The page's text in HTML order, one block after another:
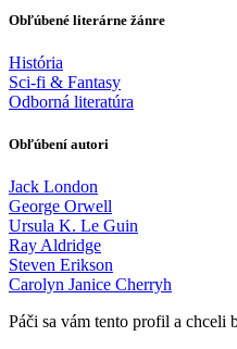
Obľúbené literárne žánre
História
Sci-fi & Fantasy
Odborná literatúra
Obľúbení autori
Jack London
George Orwell
Ursula K. Le Guin
Ray Aldridge
Steven Erikson
Carolyn Janice Cherryh
Páči sa vám tento profil a chceli